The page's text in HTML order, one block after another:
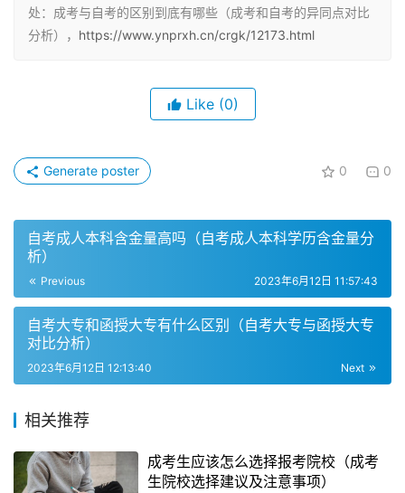
都没有限制。
成人高考和自学考试的学习方式也存在差异。自学考试完全
高考院校都会给学生提供网课进行学习，这对学员来说有很
费用的不同
成人高考和自学考试的费用也有所不同。一般情况下，成人
高考费用比自学考试高，因为成人高考收费项目比较多。通
过成人高考提升学历通常需要缴纳报名考试费、学费、教材
费和毕业费用等等，而自学考试则不需要缴纳学费。
文凭性质的相同
虽然成人高考和自学考试在学习方式、费用和毕业证书等方
面存在差异，但是在文凭性质上是一样的。无论是成人高考
处：成考与自考的区别到底有哪些（成考和自考的异同点对比
分析）， https://www.ynprxh.cn/crgk/12173.html
Like (0)
0 0
Generate poster
自考成人本科含金量高吗（自考成人本科学历含金量分
析）
Previous 2023年6月12日 11:57:43
自考大专和函授大专有什么区别（自考大专与函授大专
对比分析）
Next
2023年6月12日 12:13:40
相关推荐
成考生应该怎么选择报考院校（成考
生院校选择建议及注意事项）